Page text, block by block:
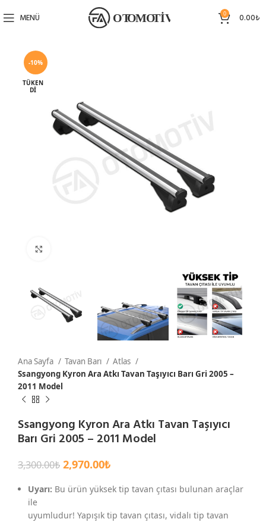
MENÜ 0 0.00₺
-10%
TÜKEN
DI
Ana Sayfa Tavan Barı
Atlas
Ssangyong Kyron Ara Atkı Tavan Taşıyıcı Barı Gri 2005 –
2011 Model
Ssangyong Kyron Ara Atkı Tavan Taşıyıcı
Barı Gri 2005 – 2011 Model
3,300.00₺ 2,970.00₺
Uyarı: Bu ürün yüksek tip tavan çıtası bulunan araçlar
ile
uyumludur! Yapışık tip tavan çıtası, vidalı tip tavan